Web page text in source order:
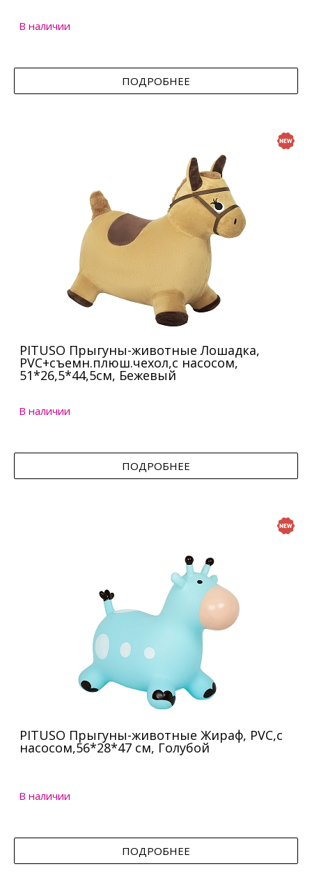
В наличии
ПОДРОБНЕЕ
PITUSO Прыгуны-животные Лошадка,
PVC+съемн.плюш.чехол,с насосом,
51*26,5*44,5см, Бежевый
В наличии
ПОДРОБНЕЕ
PITUSO Прыгуны-животные Жираф, PVC,с
насосом,56*28*47 см, Голубой
В наличии
ПОДРОБНЕЕ